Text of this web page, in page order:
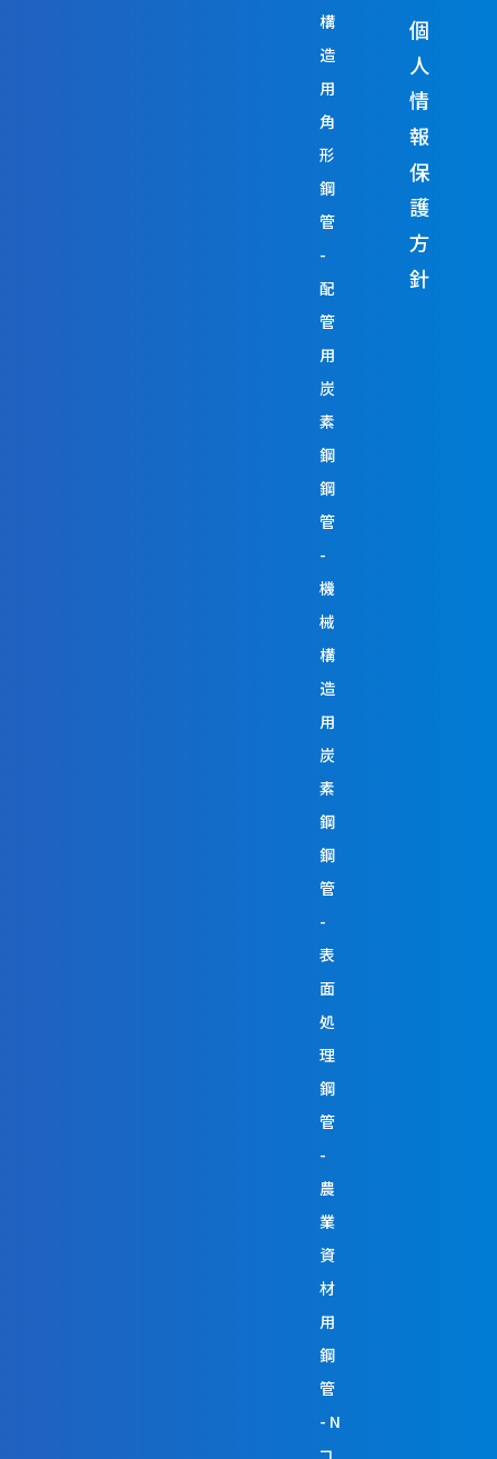
構
造
用
角
形
鋼
管
配
管
用
炭
素
鋼
鋼
管
機
械
構
造
用
炭
素
鋼
鋼
管
表
面
処
理
鋼
管
農
業
資
材
用
鋼
管
N
コ
個
人
情
報
保
護
方
針